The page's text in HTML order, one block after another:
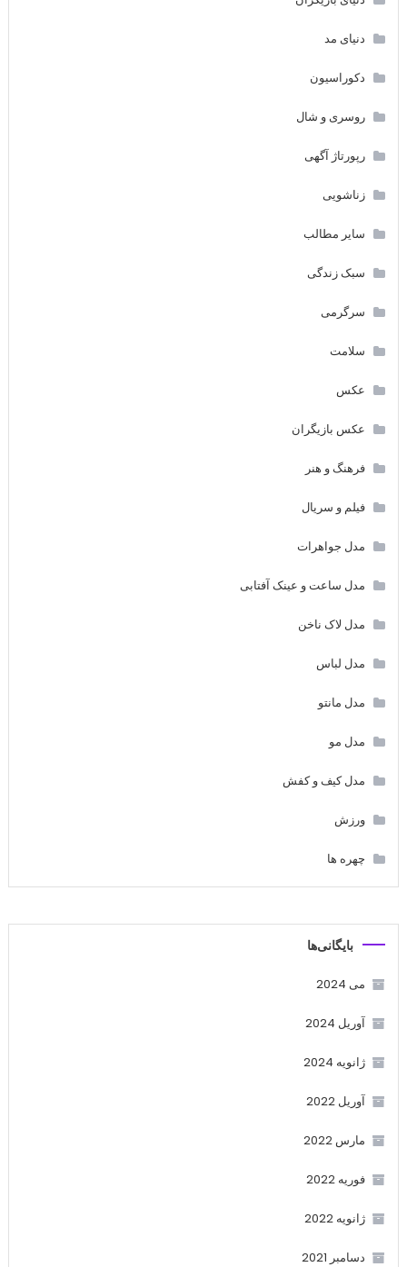
دنیای مد
دکوراسیون
روسری و شال
رپورتاژ آگهی
زناشویی
سایر مطالب
سبک زندگی
سرگرمی
سلامت
عکس
عکس بازیگران
فرهنگ و هنر
فیلم و سریال
مدل جواهرات
مدل ساعت و عینک آفتابی
مدل لاک ناخن
مدل لباس
مدل مانتو
مدل مو
مدل کیف و کفش
ورزش
چهره ها
بایگانی‌ها
می 2024
آوریل 2024
ژانویه 2024
آوریل 2022
مارس 2022
فوریه 2022
ژانویه 2022
دسامبر 2021